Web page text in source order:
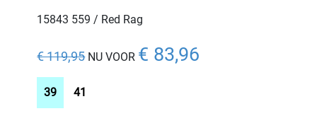
15843 559 / Red Rag
€ 119,95 NU VOOR € 83,96
39 41